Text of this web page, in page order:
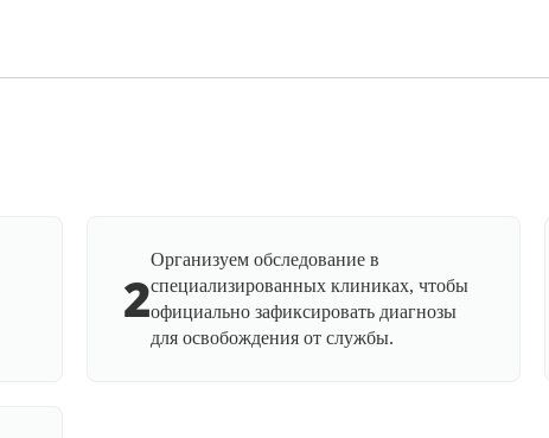
2
Организуем обследование в
специализированных клиниках, чтобы
официально зафиксировать диагнозы
для освобождения от службы.